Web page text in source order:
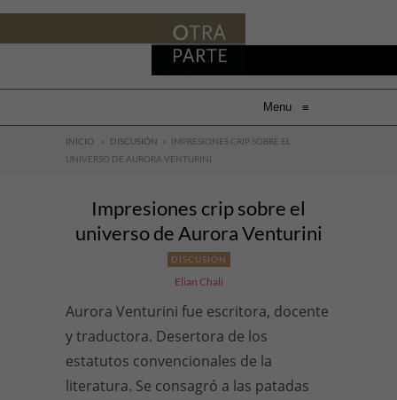
Menu ≡
INICIO » DISCUSIÓN » IMPRESIONES CRIP SOBRE EL
UNIVERSO DE AURORA VENTURINI
Impresiones crip sobre el
universo de Aurora Venturini
DISCUSIÓN
Elian Chali
Aurora Venturini fue escritora, docente
y traductora. Desertora de los
estatutos convencionales de la
literatura. Se consagró a las patadas